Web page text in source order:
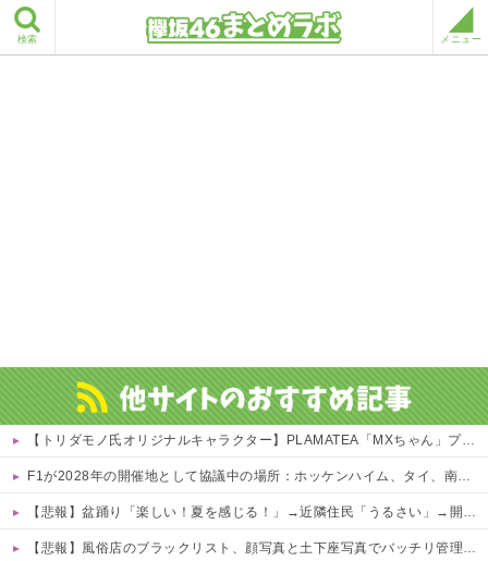
検索 メニュー
【トリダモノ氏オリジナルキャラクター】PLAMATEA「MXちゃん」プラモデル【駿河屋 予約開始】
F1が2028年の開催地として協議中の場所：ホッケンハイム、タイ、南アフリカ、アルゼンチン、ルワンダ
【悲報】盆踊り「楽しい！夏を感じる！」→近隣住民「うるさい」→開催場所半減
【悲報】風俗店のブラックリスト、顔写真と土下座写真でバッチリ管理されてる件ｗｗｗｗ 他